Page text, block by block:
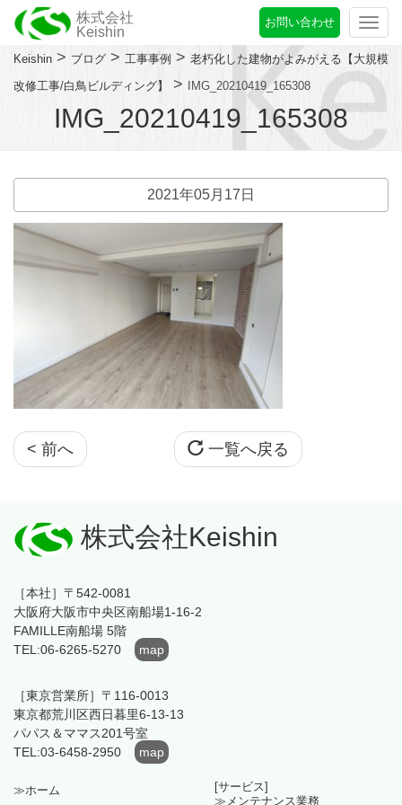
お問い合わせ
株式会社
Keishin
Keishin > ブログ > 工事事例 > 老朽化した建物がよみがえる【大規模
改修工事/白鳥ビルディング】
> IMG_20210419_165308
IMG_20210419_165308
2021年05月17日
< 前へ 一覧へ戻る
株式会社Keishin
［本社］〒542-0081
大阪府大阪市中央区南船場1-16-2
FAMILLE南船場 5階
TEL:06-6265-5270
map
［東京営業所］〒116-0013
東京都荒川区西日暮里6-13-13
パパス＆ママス201号室
TEL:03-6458-2950
map
≫ホーム
[サービス]
≫メンテナンス業務